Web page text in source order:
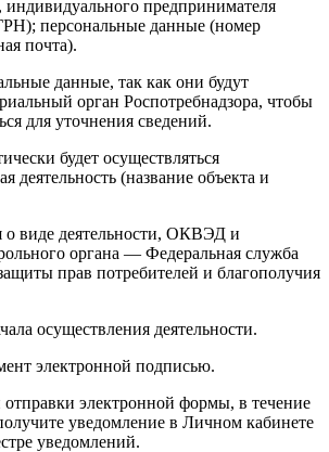
предпринимателя
персональные данные (номер
почта).
данные, так как они будут
орган Роспотребнадзора, чтобы
для уточнения сведений.
будет осуществляться
деятельность (название объекта и
о виде деятельности, ОКВЭД и
органа — Федеральная служба
прав потребителей и благополучия
осуществления деятельности.
электронной подписью.
электронной формы, в течение
уведомление в Личном кабинете
уведомлений.